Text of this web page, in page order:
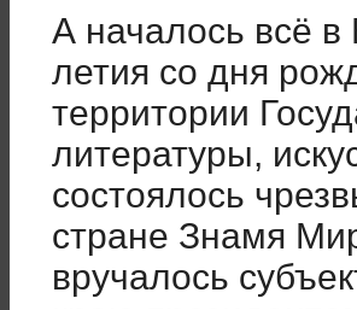
А началось всё в
летия со дня
территории
литературы,
состоялось
стране Знамя
вручалось